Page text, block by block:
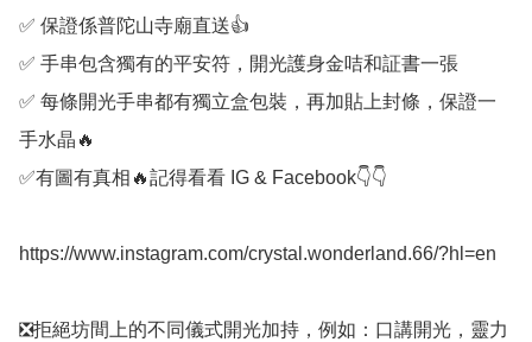
✅️ 保證係普陀山寺廟直送👍
✅️ 手串包含獨有的平安符，開光護身金咭和証書一張
✅️ 每條開光手串都有獨立盒包裝，再加貼上封條，保證一
手水晶🔥
✅️有圖有真相🔥記得看看 IG & Facebook👇👇
https://www.instagram.com/crystal.wonderland.66/?hl=en
❎️拒絕坊間上的不同儀式開光加持，例如：口講開光，靈力